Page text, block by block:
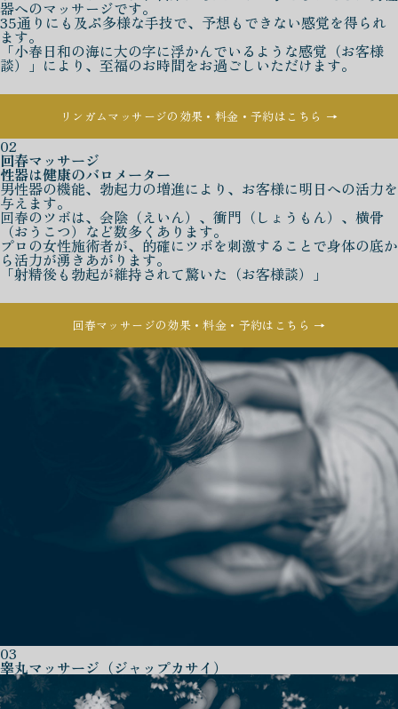
器へのマッサージです。
35通りにも及ぶ多様な手技で、予想もできない感覚を得られ
ます。
「小春日和の海に大の字に浮かんでいるような感覚（お客様
談）」により、至福のお時間をお過ごしいただけます。
リンガムマッサージの効果・料金・予約はこちら →
02
回春マッサージ
性器は健康のバロメーター
男性器の機能、勃起力の増進により、お客様に明日への活力を
与えます。
回春のツボは、会陰（えいん）、衝門（しょうもん）、横骨
（おうこつ）など数多くあります。
プロの女性施術者が、的確にツボを刺激することで身体の底か
ら活力が湧きあがります。
「射精後も勃起が維持されて驚いた（お客様談）」
回春マッサージの効果・料金・予約はこちら →
03
睾丸マッサージ（ジャップカサイ）